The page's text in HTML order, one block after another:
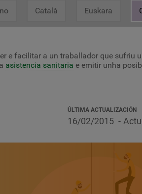
Català Euskara
e facilitar a un traballador que sufriu
asistencia sanitaria e emitir unha
ÚLTIMA ACTUALIZACIÓN
16/02/2015